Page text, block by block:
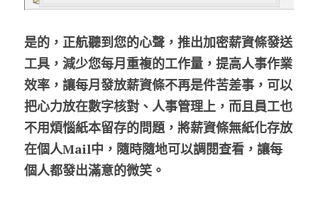
是的，正航聽到您的心聲，推出加密薪資條發送
工具，減少您每月重複的工作量，提高人事作業
效率，讓每月發放薪資條不再是件苦差事，可以
把心力放在數字核對、人事管理上，而且員工也
不用煩惱紙本留存的問題，將薪資條無紙化存放
在個人Mail中，隨時隨地可以調閱查看，讓每
個人都發出滿意的微笑。